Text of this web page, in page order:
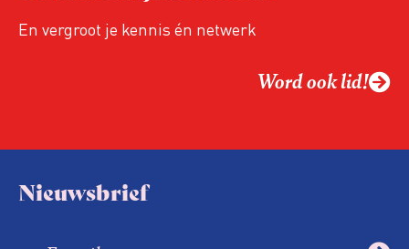
En vergroot je kennis én netwerk
Word ook lid!
Nieuwsbrief